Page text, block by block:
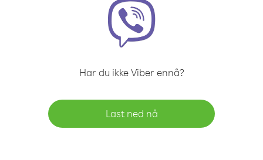
Har du ikke Viber ennå?
Last ned nå